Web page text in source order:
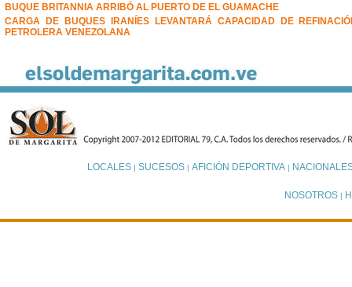
BUQUE BRITANNIA ARRIBÓ AL PUERTO DE EL GUAMACHE
CARGA DE BUQUES IRANÍES LEVANTARÁ CAPACIDAD DE
PETROLERA VENEZOLANA
LOCALES| SUCESOS| AFICIÓN DEPORTIVA|
NOSOTROS |